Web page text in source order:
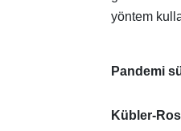
yöntem
Pandemi
Kübler-